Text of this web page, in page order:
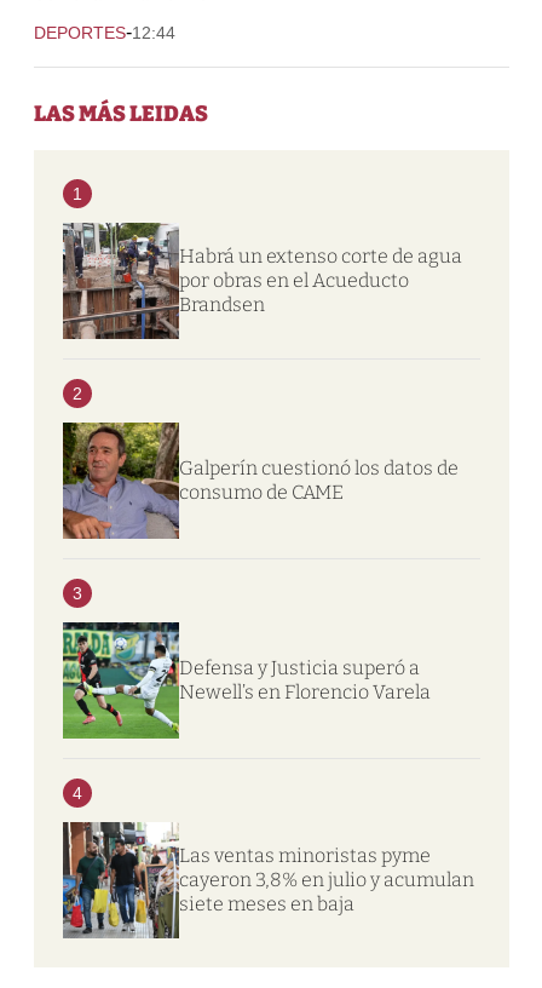
DEPORTES-12:44
LAS MÁS LEIDAS
1
Habrá un extenso corte de agua
por obras en el Acueducto
Brandsen
2
Galperín cuestionó los datos de
consumo de CAME
3
Defensa y Justicia superó a
Newell’s en Florencio Varela
4
Las ventas minoristas pyme
cayeron 3,8% en julio y acumulan
siete meses en baja